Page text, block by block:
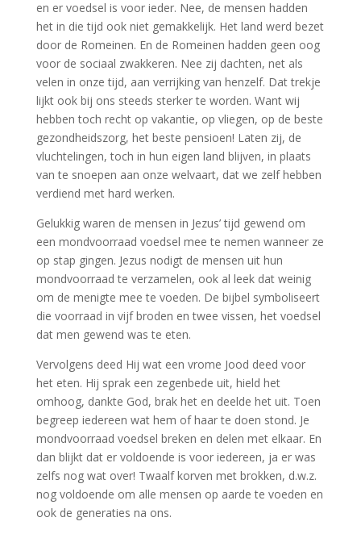
en er voedsel is voor ieder. Nee, de mensen hadden
het in die tijd ook niet gemakkelijk. Het land werd bezet
door de Romeinen. En de Romeinen hadden geen oog
voor de sociaal zwakkeren. Nee zij dachten, net als
velen in onze tijd, aan verrijking van henzelf. Dat trekje
lijkt ook bij ons steeds sterker te worden. Want wij
hebben toch recht op vakantie, op vliegen, op de beste
gezondheidszorg, het beste pensioen! Laten zij, de
vluchtelingen, toch in hun eigen land blijven, in plaats
van te snoepen aan onze welvaart, dat we zelf hebben
verdiend met hard werken.
Gelukkig waren de mensen in Jezus’ tijd gewend om
een mondvoorraad voedsel mee te nemen wanneer ze
op stap gingen. Jezus nodigt de mensen uit hun
mondvoorraad te verzamelen, ook al leek dat weinig
om de menigte mee te voeden. De bijbel symboliseert
die voorraad in vijf broden en twee vissen, het voedsel
dat men gewend was te eten.
Vervolgens deed Hij wat een vrome Jood deed voor
het eten. Hij sprak een zegenbede uit, hield het
omhoog, dankte God, brak het en deelde het uit. Toen
begreep iedereen wat hem of haar te doen stond. Je
mondvoorraad voedsel breken en delen met elkaar. En
dan blijkt dat er voldoende is voor iedereen, ja er was
zelfs nog wat over! Twaalf korven met brokken, d.w.z.
nog voldoende om alle mensen op aarde te voeden en
ook de generaties na ons.